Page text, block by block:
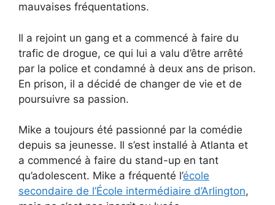
mauvaises fréquentations.
Il a rejoint un gang et a commencé à faire du
trafic de drogue, ce qui lui a valu d’être arrêté
par la police et condamné à deux ans de prison.
En prison, il a décidé de changer de vie et de
poursuivre sa passion.
Mike a toujours été passionné par la comédie
depuis sa jeunesse. Il s’est installé à Atlanta et
a commencé à faire du stand-up en tant
qu’adolescent. Mike a fréquenté l’école
secondaire de l’École intermédiaire d’Arlington,